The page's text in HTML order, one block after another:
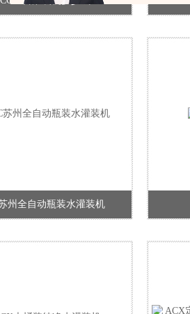
州全自动瓶装水灌装机